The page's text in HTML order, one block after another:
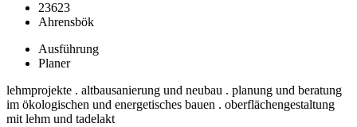
23623
Ahrensbök
Ausführung
Planer
lehmprojekte . altbausanierung und neubau . planung und beratung
im ökologischen und energetisches bauen . oberflächengestaltung
mit lehm und tadelakt